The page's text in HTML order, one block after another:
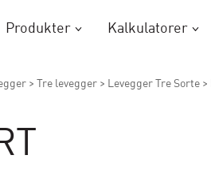
Produkter Kalkulatorer
> Tre levegger > Levegger Tre Sorte >